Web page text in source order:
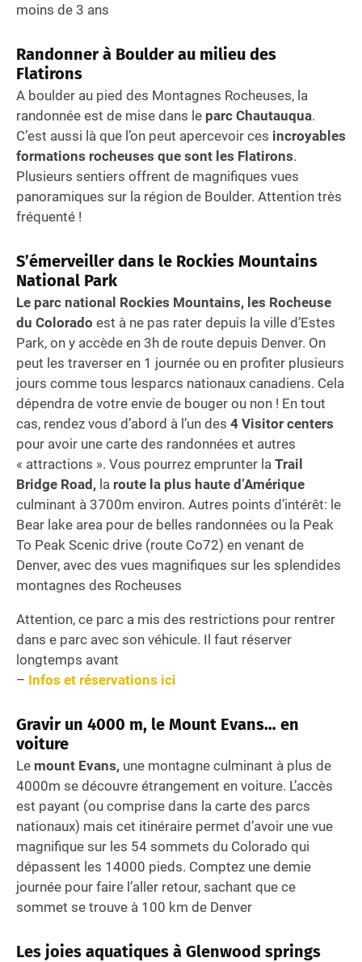
moins de 3 ans
Randonner à Boulder au milieu des
Flatirons
A boulder au pied des Montagnes Rocheuses, la
randonnée est de mise dans le parc Chautauqua.
C’est aussi là que l’on peut apercevoir ces incroyables
formations rocheuses que sont les Flatirons.
Plusieurs sentiers offrent de magnifiques vues
panoramiques sur la région de Boulder. Attention très
fréquenté !
S’émerveiller dans le Rockies Mountains
National Park
Le parc national Rockies Mountains, les Rocheuse
du Colorado est à ne pas rater depuis la ville d’Estes
Park, on y accède en 3h de route depuis Denver. On
peut les traverser en 1 journée ou en profiter plusieurs
jours comme tous lesparcs nationaux canadiens. Cela
dépendra de votre envie de bouger ou non ! En tout
cas, rendez vous d’abord à l’un des 4 Visitor centers
pour avoir une carte des randonnées et autres
« attractions ». Vous pourrez emprunter la Trail
Bridge Road, la route la plus haute d’Amérique
culminant à 3700m environ. Autres points d’intérêt: le
Bear lake area pour de belles randonnées ou la Peak
To Peak Scenic drive (route Co72) en venant de
Denver, avec des vues magnifiques sur les splendides
montagnes des Rocheuses
Attention, ce parc a mis des restrictions pour rentrer
dans e parc avec son véhicule. Il faut réserver
longtemps avant
– Infos et réservations ici
Gravir un 4000 m, le Mount Evans… en
voiture
Le mount Evans, une montagne culminant à plus de
4000m se découvre étrangement en voiture. L’accès
est payant (ou comprise dans la carte des parcs
nationaux) mais cet itinéraire permet d’avoir une vue
magnifique sur les 54 sommets du Colorado qui
dépassent les 14000 pieds. Comptez une demie
journée pour faire l’aller retour, sachant que ce
sommet se trouve à 100 km de Denver
Les joies aquatiques à Glenwood springs